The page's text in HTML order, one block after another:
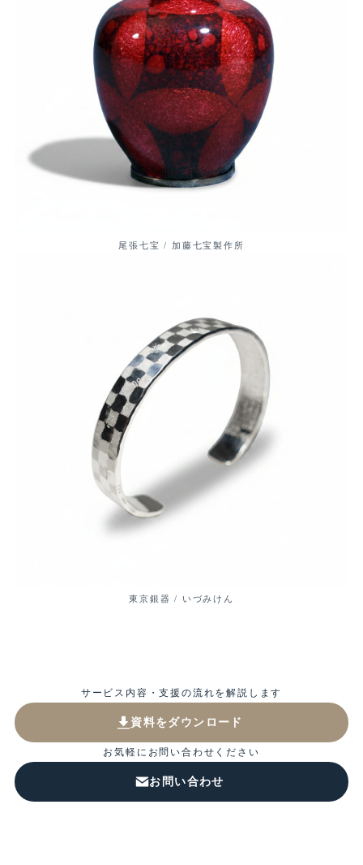
尾張七宝 / 加藤七宝製作所
東京銀器 / いづみけん
サービス内容・支援の流れを解説します
資料をダウンロード
お気軽にお問い合わせください
お問い合わせ